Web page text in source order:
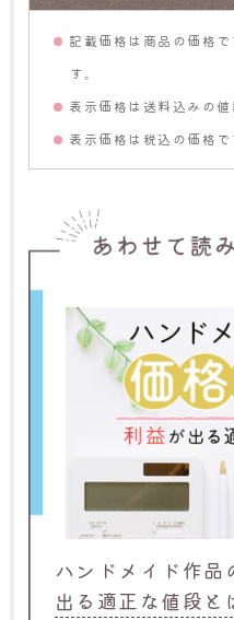
記載価格は商品の価格
す。
表示価格は送料込みの値
表示価格は税込の価格で
ハンドメイド作品
出る適正な値段と